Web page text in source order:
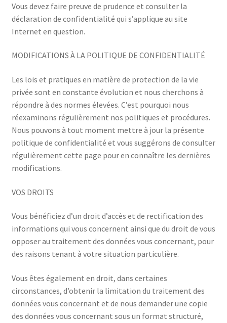
Vous devez faire preuve de prudence et consulter la
déclaration de confidentialité qui s’applique au site
Internet en question.
MODIFICATIONS À LA POLITIQUE DE CONFIDENTIALITÉ
Les lois et pratiques en matière de protection de la vie
privée sont en constante évolution et nous cherchons à
répondre à des normes élevées. C’est pourquoi nous
réexaminons régulièrement nos politiques et procédures.
Nous pouvons à tout moment mettre à jour la présente
politique de confidentialité et vous suggérons de consulter
régulièrement cette page pour en connaître les dernières
modifications.
VOS DROITS
Vous bénéficiez d’un droit d’accès et de rectification des
informations qui vous concernent ainsi que du droit de vous
opposer au traitement des données vous concernant, pour
des raisons tenant à votre situation particulière.
Vous êtes également en droit, dans certaines
circonstances, d’obtenir la limitation du traitement des
données vous concernant et de nous demander une copie
des données vous concernant sous un format structuré,